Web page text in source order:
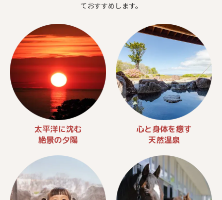
ておすすめします。
太平洋に沈む
絶景の夕陽
心と身体を癒す
天然温泉